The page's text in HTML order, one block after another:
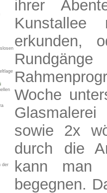
der
ihrer
erkunden,
Woche
sowie 2x
durch die
kann man
begegnen.